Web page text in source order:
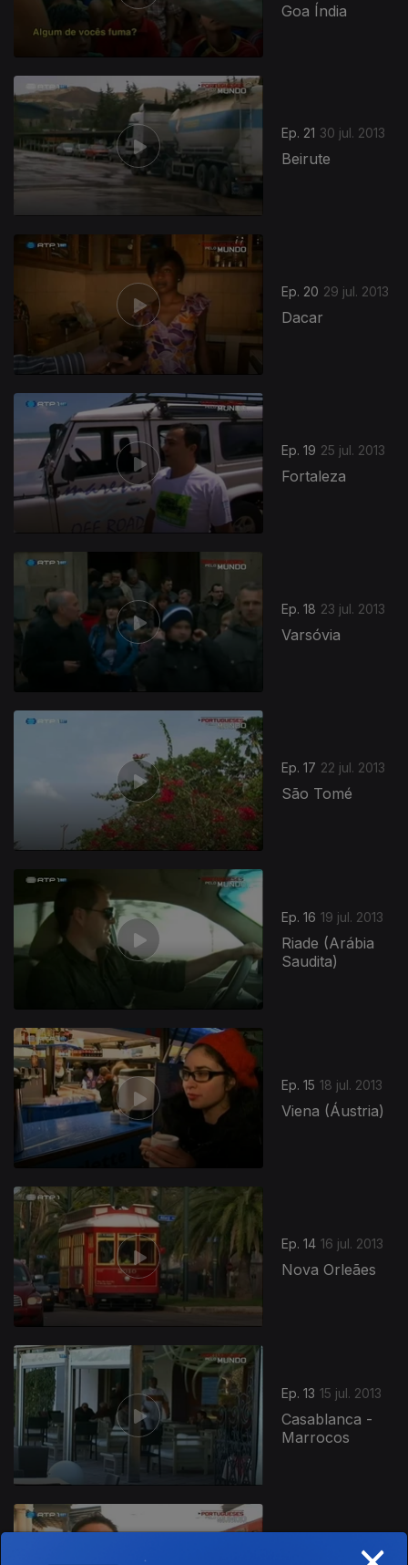
Goa Índia
Ep. 21 30 jul. 2013
Beirute
Ep. 20 29 jul. 2013
Dacar
Ep. 19 25 jul. 2013
Fortaleza
Ep. 18 23 jul. 2013
Varsóvia
Ep. 17 22 jul. 2013
São Tomé
Ep. 16 19 jul. 2013
Riade (Arábia
Saudita)
Ep. 15 18 jul. 2013
Viena (Áustria)
Ep. 14 16 jul. 2013
Nova Orleães
Ep. 13 15 jul. 2013
Casablanca -
Marrocos
11 jul. 2013
123645